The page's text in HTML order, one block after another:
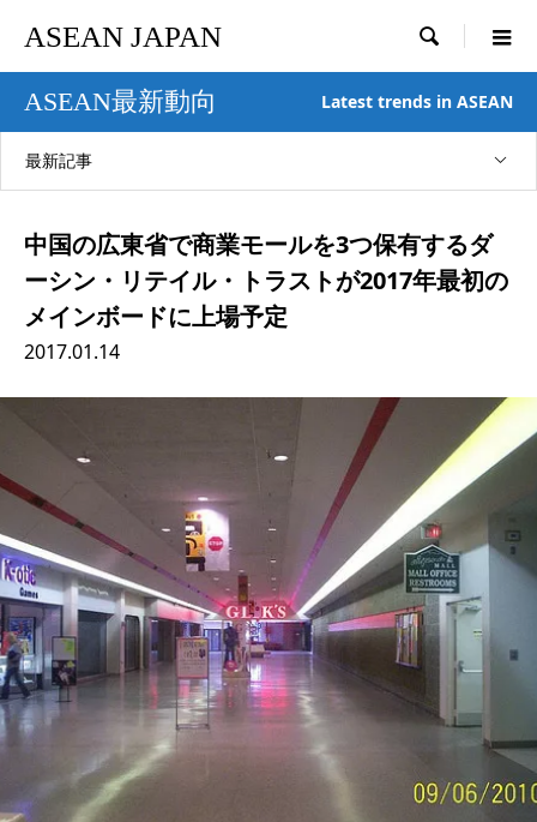
ASEAN JAPAN 
ASEAN最新動向 Latest trends in ASEAN
最新記事
中国の広東省で商業モールを3つ保有するダ
ーシン・リテイル・トラストが2017年最初の
メインボードに上場予定
2017.01.14